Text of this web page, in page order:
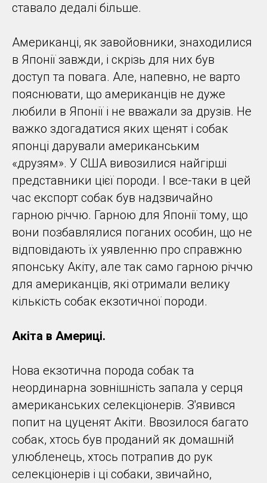
ставало дедалі більше.
Американці, як завойовники, знаходилися
в Японії завжди, і скрізь для них був
доступ та повага. Але, напевно, не варто
пояснювати, що американців не дуже
любили в Японії і не вважали за друзів. Не
важко здогадатися яких щенят і собак
японці дарували американським
«друзям». У США вивозилися найгірші
представники цієї породи. І все-таки в цей
час експорт собак був надзвичайно
гарною річчю. Гарною для Японії тому, що
вони позбавлялися поганих особин, що не
відповідають їх уявленню про справжню
японську Акіту, але так само гарною річчю
для американців, які отримали велику
кількість собак екзотичної породи.
Акіта в Америці.
Нова екзотична порода собак та
неординарна зовнішність запала у серця
американських селекціонерів. З'явився
попит на цуценят Акіти. Ввозилося багато
собак, хтось був проданий як домашній
улюбленець, хтось потрапив до рук
селекціонерів і ці собаки, звичайно,